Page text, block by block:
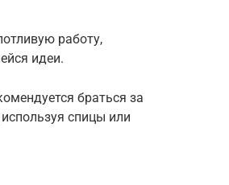
работу,
идеи.
браться за
спицы или